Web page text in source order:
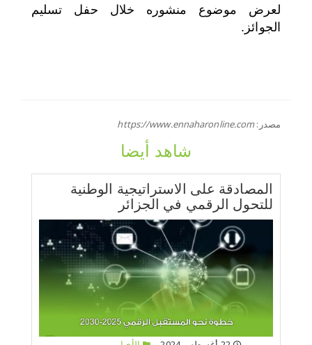
لعرض موضوع منشوره خلال حفل تسليم
الجوائز.
مصدر:https://www.ennaharonline.com
شاهد أيضا
المصادقة على الاستراتيجية الوطنية
للتحول الرقمي في الجزائر